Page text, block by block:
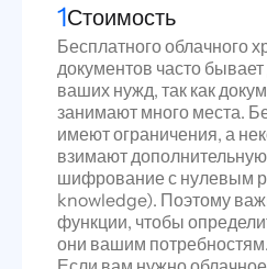
1Стоимость
Бесплатного облачного
документов часто
ваших нужд, так как
занимают много места.
имеют ограничения, а
взимают дополнительную
шифрование с нулевым
knowledge). Поэтому
функции, чтобы
они вашим потребностям.